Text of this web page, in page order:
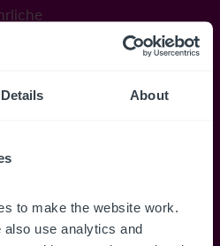
Details About
to make the website work.
use analytics and
erweiterte Suche über
und
neuen Objekten zu